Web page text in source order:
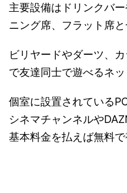
主要設備はドリンクバ
ニング席、フラット席と
ビリヤードやダーツ、
で友達同士で遊べるネ
個室に設置されている
シネマチャンネルや
基本料金を払えば無料で